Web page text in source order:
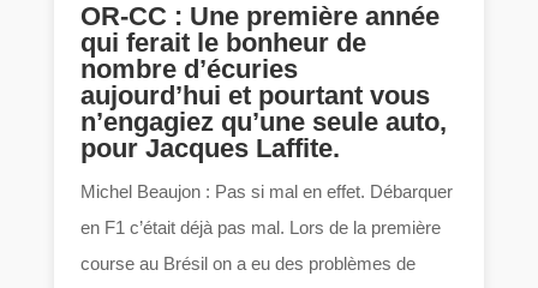
OR-CC : Une première année
qui ferait le bonheur de
nombre d’écuries
aujourd’hui et pourtant vous
n’engagiez qu’une seule auto,
pour Jacques Laffite.
Michel Beaujon : Pas si mal en effet. Débarquer
en F1 c’était déjà pas mal. Lors de la première
course au Brésil on a eu des problèmes de